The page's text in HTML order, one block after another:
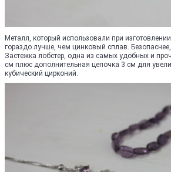
Металл, который использовали при
гораздо лучше, чем цинковый сплав.
Застежка лобстер, одна из самых удобных и
см плюс дополнительная цепочка 3 см для
кубический цирконий.